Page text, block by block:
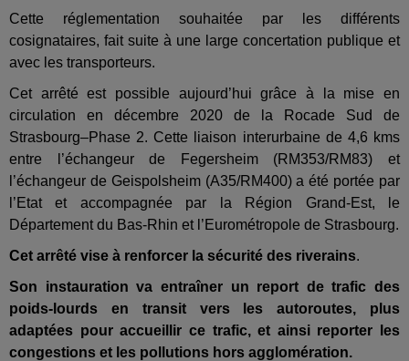
Cette réglementation souhaitée par les différents
cosignataires, fait suite à une large concertation publique et
avec les transporteurs.
Cet arrêté est possible aujourd’hui grâce à la mise en
circulation en décembre 2020 de la Rocade Sud de
Strasbourg–Phase 2. Cette liaison interurbaine de 4,6 kms
entre l’échangeur de Fegersheim (RM353/RM83) et
l’échangeur de Geispolsheim (A35/RM400) a été portée par
l’Etat et accompagnée par la Région Grand-Est, le
Département du Bas-Rhin et l’Eurométropole de Strasbourg.
Cet arrêté vise à renforcer la sécurité des riverains.
Son instauration va entraîner un report de trafic des
poids-lourds en transit vers les autoroutes, plus
adaptées pour accueillir ce trafic, et ainsi reporter les
congestions et les pollutions hors agglomération.